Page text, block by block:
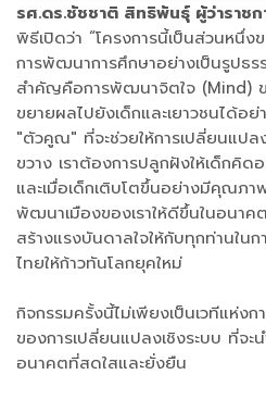
รศ.ดร.ชัชชาติ สิทธิพันธุ์ ผู้ว่าราช
พิธีเปิดว่า “โครงการนี้เป็นส่วนหนึ่ง
การพัฒนาการศึกษาอย่างเป็นรูปธ
สำคัญคือการพัฒนาจิตใจ (Mind)
ขยายผลไปยังเด็กและเยาวชนได้
"ตัวคูณ" ที่จะช่วยให้การเปลี่ยนแปล
ขวาง เราต้องการปลูกฝังให้เด็กคิด
และเมื่อเด็กเติบโตขึ้นอย่างมีคุณภ
พัฒนาเมืองของเราให้ดีขึ้นในอนาค
สร้างแรงบันดาลใจให้กับทุกท่านใ
ไทยให้ก้าวทันโลกยุคใหม่
กิจกรรมครั้งนี้ไม่เพียงเป็นเวทีแห่ง
ของการเปลี่ยนแปลงเชิงระบบ ที่จะ
อนาคตที่สดใสและยั่งยืน